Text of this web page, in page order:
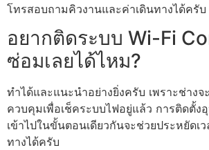
โทรสอบถามคิวงานและค่าเดินทางได้ครับ
อยากติดระบบ Wi-Fi
ซ่อมเลยได้ไหม?
ทำได้และแนะนำอย่างยิ่งครับ เพราะช่างจ
ควบคุมเพื่อเช็คระบบไฟอยู่แล้ว การติดตั้ง
เข้าไปในขั้นตอนเดียวกันจะช่วยประหยัดเ
ทางได้ครับ